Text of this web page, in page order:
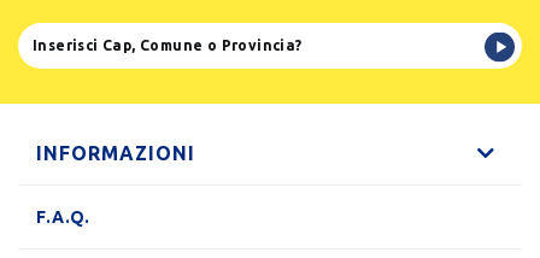
INFORMAZIONI
F.A.Q.